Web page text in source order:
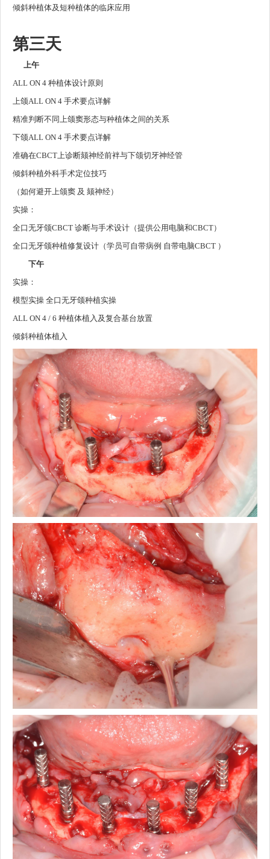
倾斜种植体及短种植体的临床应用
第三天
上午
ALL ON 4 种植体设计原则
上颌ALL ON 4 手术要点详解
精准判断不同上颌窦形态与种植体之间的关系
下颌ALL ON 4 手术要点详解
准确在CBCT上诊断颏神经前袢与下颌切牙神经管
倾斜种植外科手术定位技巧
（如何避开上颌窦 及 颏神经）
实操：
全口无牙颌CBCT 诊断与手术设计（提供公用电脑和CBCT）
全口无牙颌种植修复设计（学员可自带病例 自带电脑CBCT ）
下午
实操：
模型实操 全口无牙颌种植实操
ALL ON 4 / 6 种植体植入及复合基台放置
倾斜种植体植入